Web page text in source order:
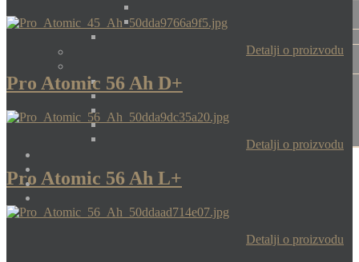
Detalji o proizvodu
Pro Atomic 56 Ah D+
Detalji o proizvodu
Pro Atomic 56 Ah L+
Detalji o proizvodu